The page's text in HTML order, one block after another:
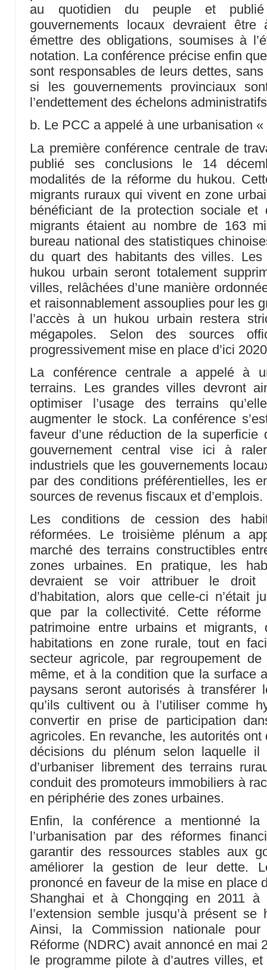
au quotidien du peuple et
gouvernements locaux devraient
émettre des obligations, soumises à
notation. La conférence précise enfin
sont responsables de leurs dettes,
si les gouvernements provinciaux
l’endettement des échelons
b. Le PCC a appelé à une urbanisation «
La première conférence centrale de
publié ses conclusions le 14
modalités de la réforme du hukou.
migrants ruraux qui vivent en zone
bénéficiant de la protection sociale et
migrants étaient au nombre de 163
bureau national des statistiques
du quart des habitants des villes. Les
hukou urbain seront totalement
villes, relâchées d’une manière
et raisonnablement assouplies pour les
l’accès à un hukou urbain restera
mégapoles. Selon des sources
progressivement mise en place d’ici
La conférence centrale a appelé à
terrains. Les grandes villes devront
optimiser l’usage des terrains
augmenter le stock. La conférence
faveur d’une réduction de la
gouvernement central vise ici à
industriels que les gouvernements
par des conditions préférentielles, les
sources de revenus fiscaux et d’emplois.
Les conditions de cession des
réformées. Le troisième plénum a
marché des terrains constructibles
zones urbaines. En pratique, les
devraient se voir attribuer le droit
d’habitation, alors que celle-ci n’était
que par la collectivité. Cette
patrimoine entre urbains et migrants,
habitations en zone rurale, tout en
secteur agricole, par regroupement de
même, et à la condition que la surface
paysans seront autorisés à transférer
qu’ils cultivent ou à l’utiliser comme
convertir en prise de participation
agricoles. En revanche, les autorités ont
décisions du plénum selon laquelle il
d’urbaniser librement des terrains
conduit des promoteurs immobiliers à
en périphérie des zones urbaines.
Enfin, la conférence a mentionné la
l’urbanisation par des réformes
garantir des ressources stables aux
améliorer la gestion de leur dette.
prononcé en faveur de la mise en place
Shanghai et à Chongqing en 2011
l’extension semble jusqu’à présent
Ainsi, la Commission nationale
Réforme (NDRC) avait annoncé en mai
le programme pilote à d’autres villes,